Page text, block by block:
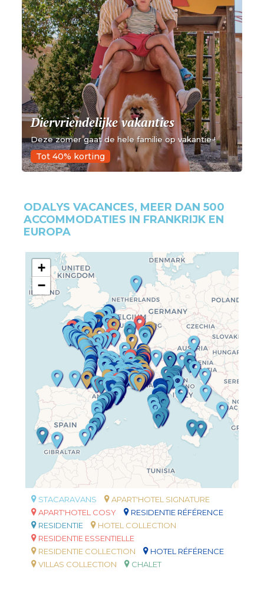
Diervriendelijke vakanties
Deze zomer gaat de hele familie op vakantie !
Tot 40% korting
ODALYS VACANCES, MEER DAN 500
ACCOMMODATIES IN FRANKRIJK EN
EUROPA
+
−
STACARAVANS
APART'HOTEL SIGNATURE
APART'HOTEL COSY
RESIDENTIE RÉFÉRENCE
RESIDENTIE
HOTEL COLLECTION
RESIDENTIE ESSENTIELLE
RESIDENTIE COLLECTION
HOTEL RÉFÉRENCE
VILLAS COLLECTION
CHALET